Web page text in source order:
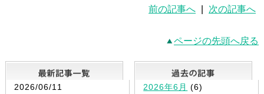
前の記事へ 次の記事へ
ページの先頭へ戻る
最新記事一覧
2026/06/11
2026年6月 (6)